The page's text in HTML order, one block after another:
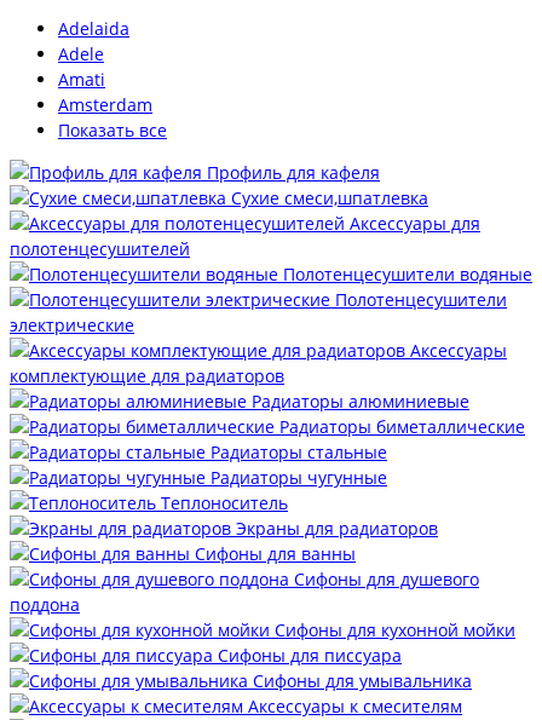
Adelaida
Adele
Amati
Amsterdam
Показать все
Профиль для кафеля
Сухие смеси,шпатлевка
Аксессуары для
полотенцесушителей
Полотенцесушители водяные
Полотенцесушители
электрические
Аксессуары
комплектующие для радиаторов
Радиаторы алюминиевые
Радиаторы биметаллические
Радиаторы стальные
Радиаторы чугунные
Теплоноситель
Экраны для радиаторов
Сифоны для ванны
Сифоны для душевого
поддона
Сифоны для кухонной мойки
Сифоны для писсуара
Сифоны для умывальника
Аксессуары к смесителям